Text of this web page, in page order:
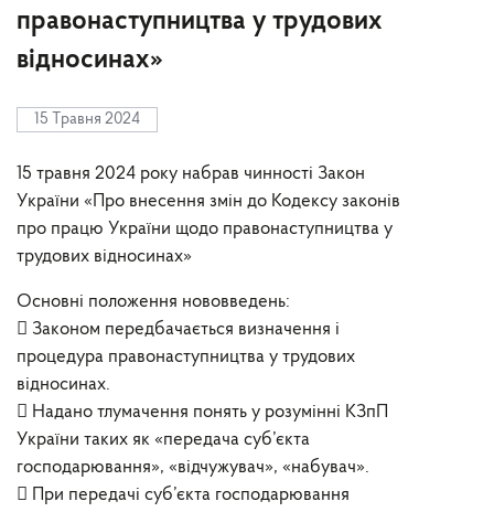
правонаступництва у трудових
відносинах»
15 Травня 2024
15 травня 2024 року набрав чинності Закон
України «Про внесення змін до Кодексу законів
про працю України щодо правонаступництва у
трудових відносинах»
Основні положення нововведень:
 Законом передбачається визначення і
процедура правонаступництва у трудових
відносинах.
 Надано тлумачення понять у розумінні КЗпП
України таких як «передача суб’єкта
господарювання», «відчужувач», «набувач».
 При передачі суб’єкта господарювання